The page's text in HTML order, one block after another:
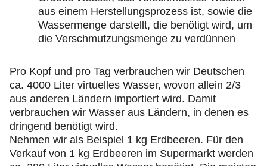
aus einem Herstellungsprozess ist, sowie die
Wassermenge darstellt, die benötigt wird, um
die Verschmutzungsmenge zu verdünnen
Pro Kopf und pro Tag verbrauchen wir Deutschen
ca. 4000 Liter virtuelles Wasser, wovon allein 2/3
aus anderen Ländern importiert wird. Damit
verbrauchen wir Wasser aus Ländern, in denen es
dringend benötigt wird.
Nehmen wir als Beispiel 1 kg Erdbeeren. Für den
Verkauf von 1 kg Erdbeeren im Supermarkt werden